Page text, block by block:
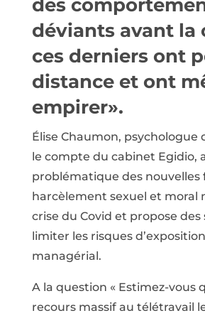
des
déviants avant la
ces derniers ont
distance et ont
empirer».
Élise Chaumon, psychologue
le compte du cabinet Egidio,
problématique des nouvelles
harcèlement sexuel et moral
crise du Covid et propose
limiter les risques
managérial.
A la question « Estimez-vous
recours massif au télétravail